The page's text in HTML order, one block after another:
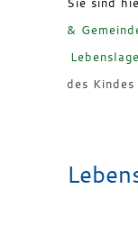
&
des